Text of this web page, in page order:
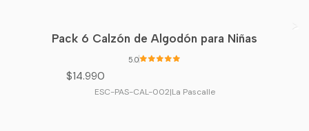
Pack 6 Calzón de Algodón para Niñas
5.0
$14.990
ESC-PAS-CAL-002|La Pascalle